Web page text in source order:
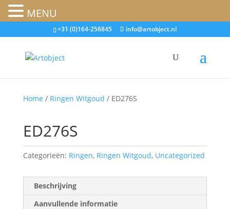
+31 (0)164-256845 info@artobject.nl
Home / Ringen Witgoud / ED276S
ED276S
Categorieën: Ringen, Ringen Witgoud, Uncategorized
Beschrijving
Aanvullende informatie
MENU